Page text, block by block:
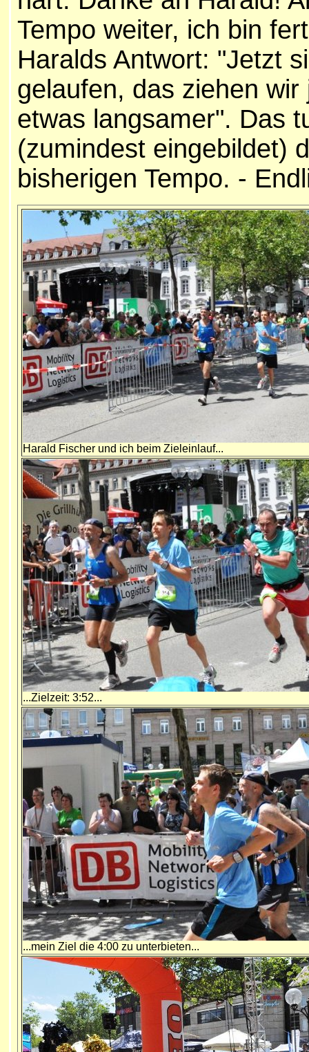
Tempo weiter, ich bin
Haralds Antwort: "Jetzt
gelaufen, das ziehen
etwas langsamer". Das
(zumindest eingebildet)
bisherigen Tempo. -
Harald Fischer und ich beim Zieleinlauf...
...Zielzeit: 3:52...
...mein Ziel die 4:00 zu unterbieten...